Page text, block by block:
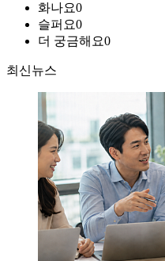
화나요0
슬퍼요0
더 궁금해요0
최신뉴스